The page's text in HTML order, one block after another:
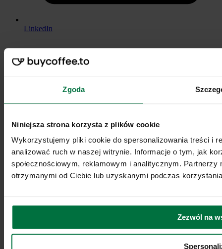
Zgoda
Niniejsza strona korzysta z plików cookie
Wykorzystujemy pliki cookie do spersonalizowania treści i
analizować ruch w naszej witrynie. Informacje o tym, jak
społecznościowym, reklamowym i analitycznym. Partnerzy
otrzymanymi od Ciebie lub uzyskanymi podczas
Zezwól na
LinkedIn
Podcast